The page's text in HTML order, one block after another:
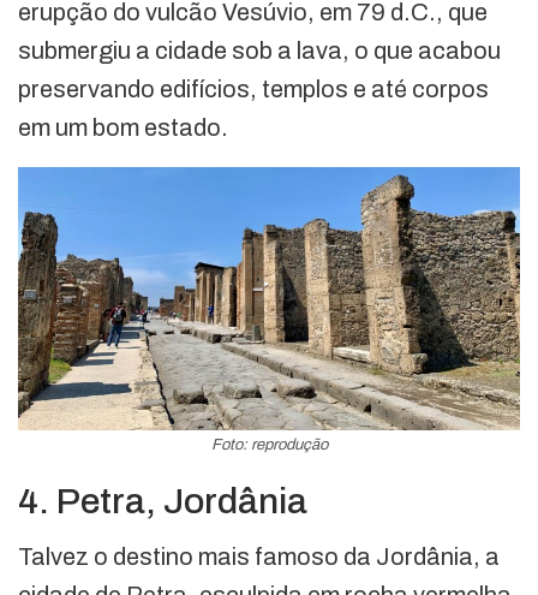
erupção do vulcão Vesúvio, em 79 d.C., que
submergiu a cidade sob a lava, o que acabou
preservando edifícios, templos e até corpos
em um bom estado.
Foto: reprodução
4. Petra, Jordânia
Talvez o destino mais famoso da Jordânia, a